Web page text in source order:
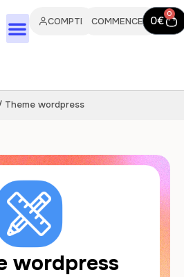
COMPTE COMMENCER 0€ 0
Theme wordpress
wordpress